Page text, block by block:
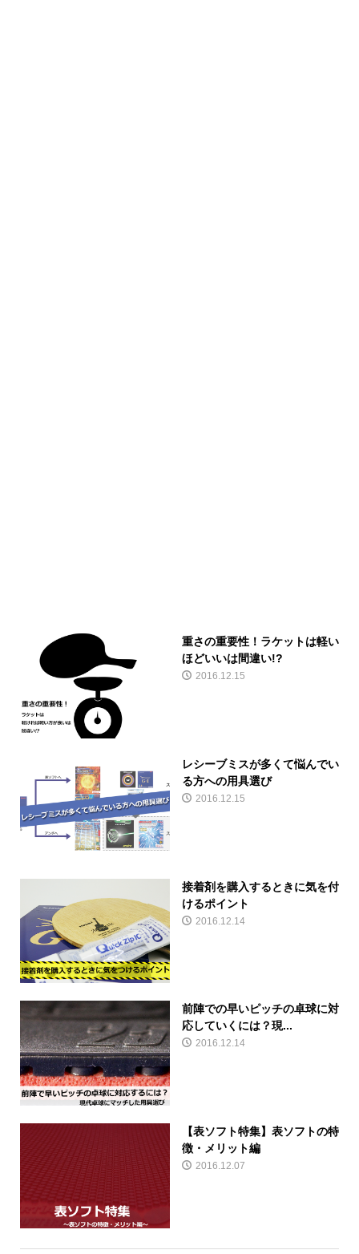
重さの重要性！ラケットは軽い
ほどいいは間違い!?
2016.12.15
レシーブミスが多くて悩んでい
る方への用具選び
2016.12.15
接着剤を購入するときに気を付
けるポイント
2016.12.14
前陣での早いピッチの卓球に対
応していくには？現...
2016.12.14
【表ソフト特集】表ソフトの特
徴・メリット編
2016.12.07